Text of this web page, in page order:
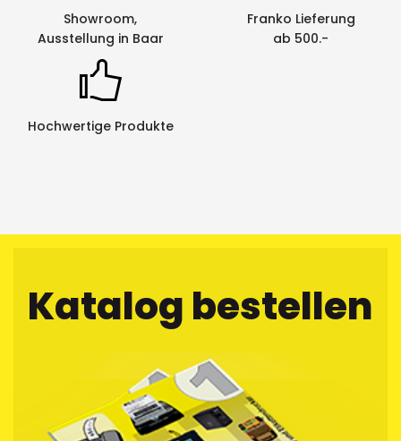
Showroom,
Ausstellung in Baar
Franko Lieferung
ab 500.-
Hochwertige Produkte
Katalog bestellen